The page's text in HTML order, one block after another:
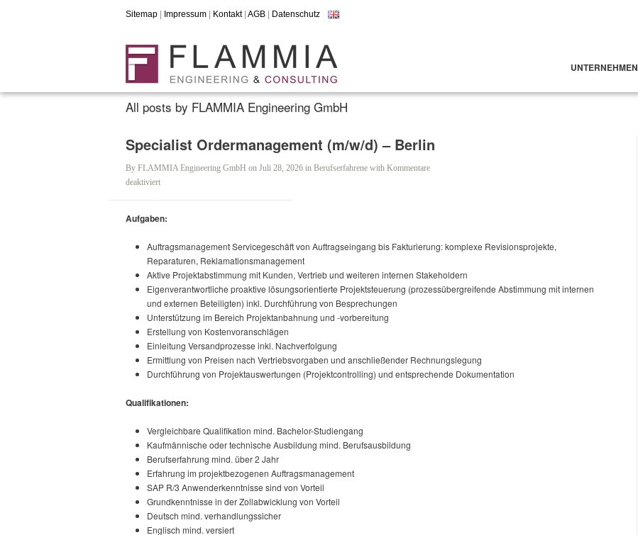
UNTERNEHMEN
Sitemap Impressum Kontakt| AGB Datenschutz
All posts by FLAMMIA Engineering GmbH
Specialist Ordermanagement (m/w/d) – Berlin
By FLAMMIA Engineering GmbH on Juli 28, 2026 in Berufserfahrene with Kommentare
deaktiviertfür
(m/w/d)
Berlin
Aufgaben:
Auftragsmanagement Servicegeschäft von Auftragseingang bis Fakturierung: komplexe Revisionsprojekte,
Reparaturen, Reklamationsmanagement
Aktive Projektabstimmung mit Kunden, Vertrieb und weiteren internen Stakeholdern
Eigenverantwortliche proaktive lösungsorientierte Projektsteuerung (prozessübergreifende Abstimmung mit internen
und externen Beteiligten) inkl. Durchführung von Besprechungen
Unterstützung im Bereich Projektanbahnung und -vorbereitung
Erstellung von Kostenvoranschlägen
Einleitung Versandprozesse inkl. Nachverfolgung
Ermittlung von Preisen nach Vertriebsvorgaben und anschließender Rechnungslegung
Durchführung von Projektauswertungen (Projektcontrolling) und entsprechende Dokumentation
Qualifikationen:
Vergleichbare Qualifikation mind. Bachelor-Studiengang
Kaufmännische oder technische Ausbildung mind. Berufsausbildung
Berufserfahrung mind. über 2 Jahr
Erfahrung im projektbezogenen Auftragsmanagement
SAP R/3 Anwenderkenntnisse sind von Vorteil
Grundkenntnisse in der Zollabwicklung von Vorteil
Deutsch mind. verhandlungssicher
Englisch mind. versiert